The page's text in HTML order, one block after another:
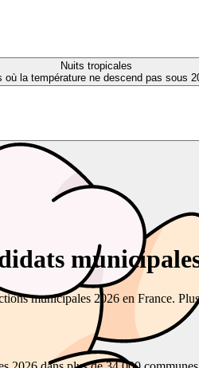
Nuits tropicales
où la température ne descend pas sous
municipales 2026 en France.